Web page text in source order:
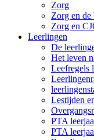
Zorg
Zorg en de
Zorg en
Leerlingen
De
Het leven
Leefregels
Lestijden
PTA
PTA